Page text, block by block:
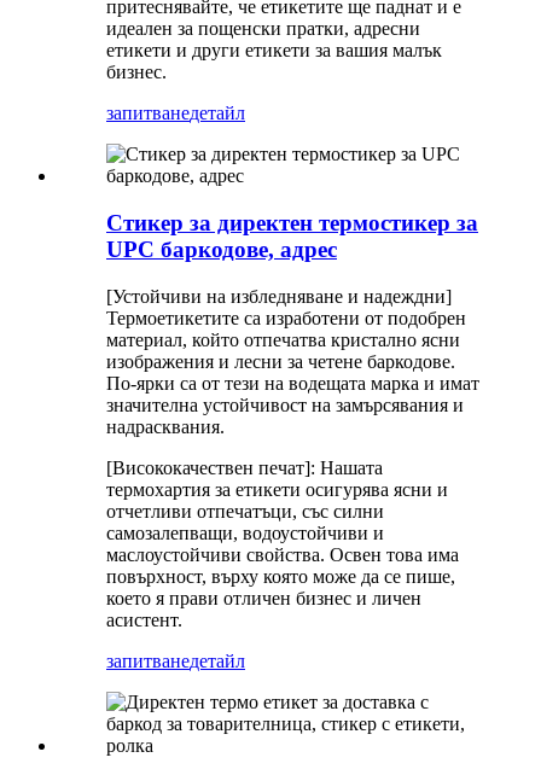
притеснявайте, че етикетите ще паднат и е
идеален за пощенски пратки, адресни
етикети и други етикети за вашия малък
бизнес.
запитванедетайл
Стикер за директен термостикер за
UPC баркодове, адрес
[Устойчиви на избледняване и надеждни]
Термоетикетите са изработени от подобрен
материал, който отпечатва кристално ясни
изображения и лесни за четене баркодове.
По-ярки са от тези на водещата марка и имат
значителна устойчивост на замърсявания и
надрасквания.
[Висококачествен печат]: Нашата
термохартия за етикети осигурява ясни и
отчетливи отпечатъци, със силни
самозалепващи, водоустойчиви и
маслоустойчиви свойства. Освен това има
повърхност, върху която може да се пише,
което я прави отличен бизнес и личен
асистент.
запитванедетайл